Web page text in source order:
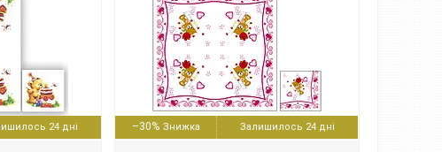
24 дні
–30%
Залишилось 24 дні